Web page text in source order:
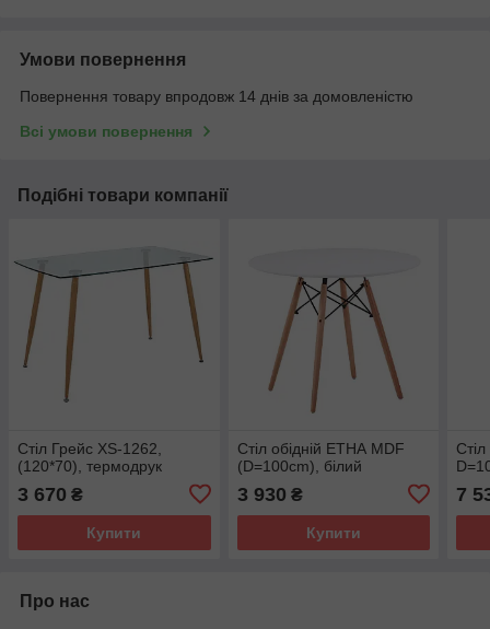
Умови повернення
Повернення товару впродовж 14 днів за домовленістю
Всі умови повернення
Подібні товари компанії
Стіл Грейс XS-1262,
(120*70), термодрук
3 670 ₴
Купити
Стіл обідній ЕТНА MDF
(D=100cm), білий
3 930 ₴
Купити
7
Про нас